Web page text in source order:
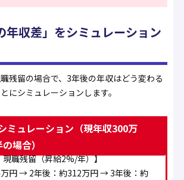
年収差」をシミュレーション
残留の場合で、3年後の年収はどう変わる
にシミュレーションします。
ミュレーション（現年収300万
場合）
現職残留（昇給2%/年）】
円 → 2年後：約312万円 → 3年後：約